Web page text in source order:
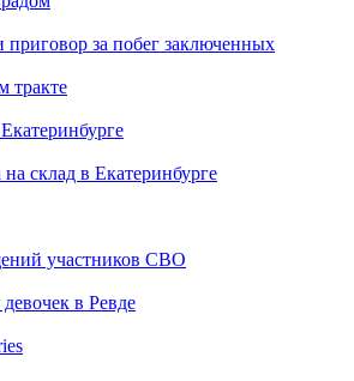
за побег заключенных
тракте
склад в Екатеринбурге
участников СВО
в Ревде